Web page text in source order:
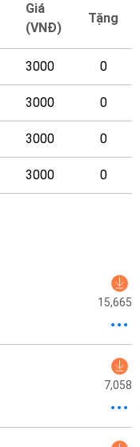
Giá
(VNĐ)
Tặng
3000 0
3000 0
3000 0
3000 0
15,665
7,058